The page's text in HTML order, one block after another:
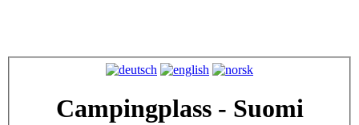
Campingplass - Suomi